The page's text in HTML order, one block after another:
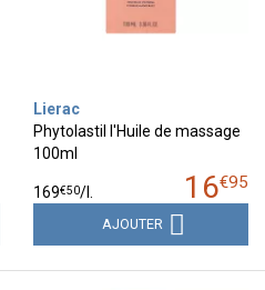
Lierac
Phytolastil l'Huile de massage
100ml
16€95
169€50/
AJOUTER